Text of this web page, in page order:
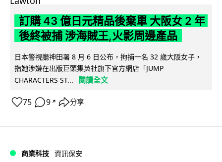
訂購 43 億日元精品後棄單 大阪女 2 年
後終被捕 涉海賊王,火影周邊產品
日本警視廳神田署 8 月 6 日公布，拘捕一名 32 歲大阪女子，
指她涉嫌在出版巨頭集英社旗下官方網店「JUMP
CHARACTERS ST...
閱讀全文
75 9 ↗ 分享
商業科技 資訊保安